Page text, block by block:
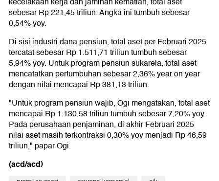
sebesar Rp 221,45 triliun. Angka ini tumbuh sebesar
0,54% yoy.
Di sisi industri dana pensiun, total aset per Februari 2025
tercatat sebesar Rp 1.511,71 triliun tumbuh sebesar
5,94% yoy. Untuk program pensiun sukarela, total aset
mencatatkan pertumbuhan sebesar 2,36% year on year
dengan nilai mencapai Rp 381,13 triliun.
"Untuk program pensiun wajib, Ogi mengatakan, total aset
mencapai Rp 1.130,58 triliun tumbuh sebesar 7,20% yoy.
Pada perusahaan penjaminan, di akhir Februari 2025
nilai aset masih terkontraksi 0,30% yoy menjadi Rp 46,59
triliun," papar Ogi.
(acd/acd)